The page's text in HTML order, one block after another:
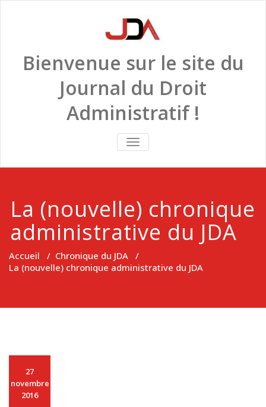
Bienvenue sur le site du
Journal du Droit
Administratif !
TOGGLE
NAVIGATION
La (nouvelle) chronique
administrative du JDA
Accueil / Chronique du JDA /
La (nouvelle) chronique administrative du JDA
27
novembre
2016